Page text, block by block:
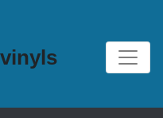
vinyls